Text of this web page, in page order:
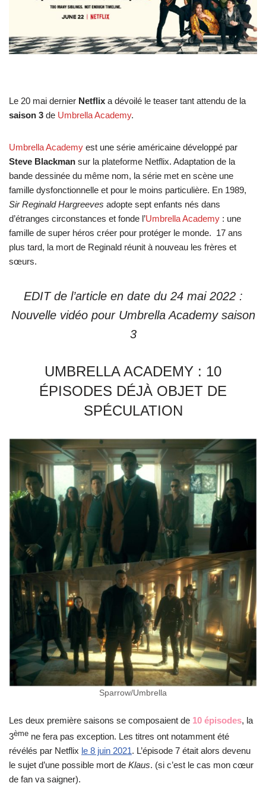
Le 20 mai dernier Netflix a dévoilé le teaser tant attendu de la
saison 3 de Umbrella Academy.
Umbrella Academy est une série américaine développé par
Steve Blackman sur la plateforme Netflix. Adaptation de la
bande dessinée du même nom, la série met en scène une
famille dysfonctionnelle et pour le moins particulière. En 1989,
Sir Reginald Hargreeves adopte sept enfants nés dans
d’étranges circonstances et fonde l’Umbrella Academy : une
famille de super héros créer pour protéger le monde. 17 ans
plus tard, la mort de Reginald réunit à nouveau les frères et
sœurs.
EDIT de l’article en date du 24 mai 2022 :
Nouvelle vidéo pour Umbrella Academy saison
3
UMBRELLA ACADEMY : 10
ÉPISODES DÉJÀ OBJET DE
SPÉCULATION
Sparrow/Umbrella
Les deux première saisons se composaient de 10 épisodes, la
3ème ne fera pas exception. Les titres ont notamment été
révélés par Netflix le 8 juin 2021. L’épisode 7 était alors devenu
le sujet d’une possible mort de Klaus. (si c’est le cas mon cœur
de fan va saigner).